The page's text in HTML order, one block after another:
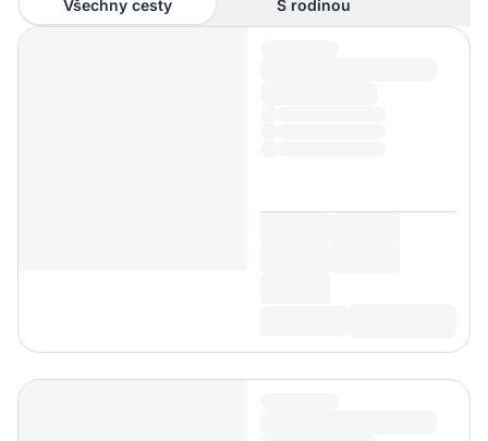
Všechny cesty S rodinou